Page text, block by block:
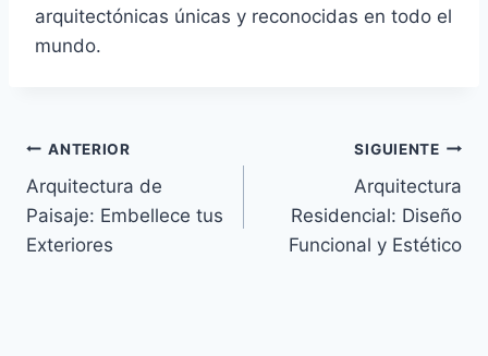
arquitectónicas únicas y reconocidas en todo el
mundo.
ANTERIOR
Arquitectura de
Paisaje: Embellece tus
Exteriores
SIGUIENTE
Arquitectura
Residencial: Diseño
Funcional y Estético